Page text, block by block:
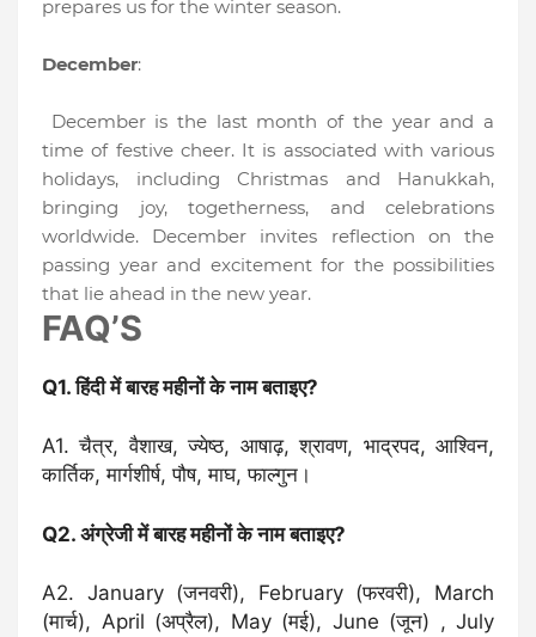
prepares us for the winter season.
December:
December is the last month of the year and a
time of festive cheer. It is associated with various
holidays, including Christmas and Hanukkah,
bringing joy, togetherness, and celebrations
worldwide. December invites reflection on the
passing year and excitement for the possibilities
that lie ahead in the new year.
FAQ’S
Q1. हिंदी में बारह महीनों के नाम बताइए?
A1. चैत्र, वैशाख, ज्येष्ठ, आषाढ़, श्रावण, भाद्रपद, आश्विन,
कार्तिक, मार्गशीर्ष, पौष, माघ, फाल्गुन।
Q2. अंग्रेजी में बारह महीनों के नाम बताइए?
A2. January (जनवरी), February (फरवरी), March
(मार्च), April (अप्रैल), May (मई), June (जून) , July